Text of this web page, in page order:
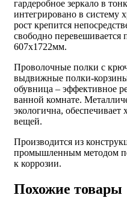
гардеробное зеркало в
интегрировано в систему
рост крепится
свободно перевешивается
607х1722мм.
Проволочные полки с
выдвижные полки-
обувница – эффективное
ванной комнате.
экологична,
вещей.
Производится из
промышленным методом
к коррозии.
Похожие товары